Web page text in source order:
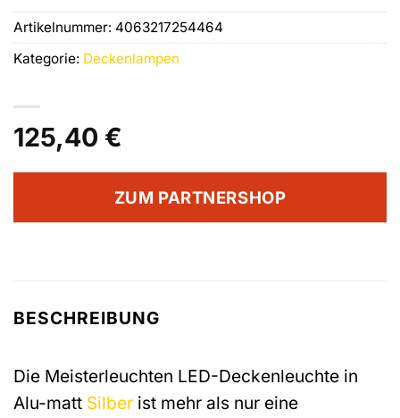
125,40 €
ZUM PARTNERSHOP
Artikelnummer: 4063217254464
Kategorie: Deckenlampen
BESCHREIBUNG
Die Meisterleuchten LED-Deckenleuchte in
Alu-matt Silber ist mehr als nur eine